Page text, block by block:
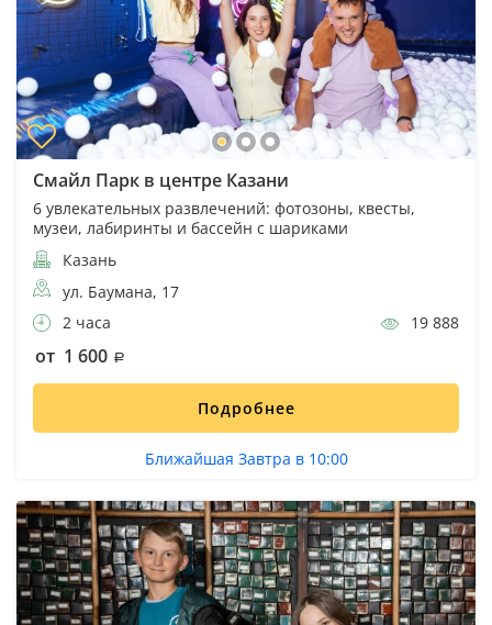
Смайл Парк в центре Казани
6 увлекательных развлечений: фотозоны, квесты,
музеи, лабиринты и бассейн с шариками
Казань
ул. Баумана, 17
2 часа
19 888
от 1 600
Подробнее
Ближайшая Завтра в 10:00